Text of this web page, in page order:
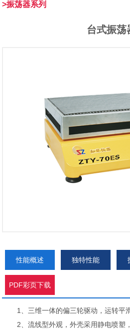
>振荡器系列
台式振荡
性能概述 独特性能
PDF彩页下载
1、三维一体的偏三轮驱动，运转平
2、流线型外观，外壳采用静电喷塑